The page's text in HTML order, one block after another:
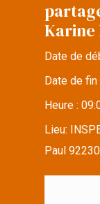
Karine
Date de
Date de
Heure :
Lieu:
Paul 92230